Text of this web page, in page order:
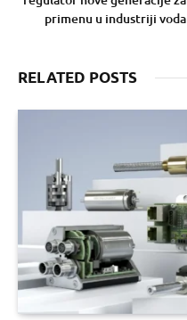
primenu u industriji voda
RELATED POSTS